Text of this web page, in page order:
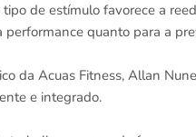
de estímulo favorece a
quanto para a
da Acuas Fitness, Allan
e integrado.